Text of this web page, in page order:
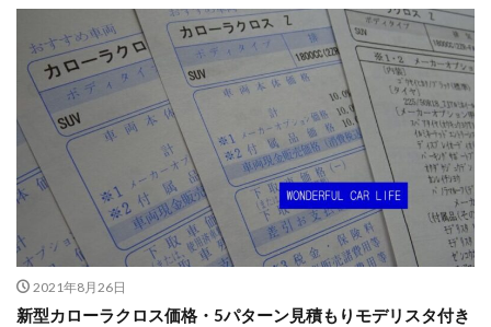
2021年8月26日
新型カローラクロス価格・5パターン見積もりモデリスタ付き